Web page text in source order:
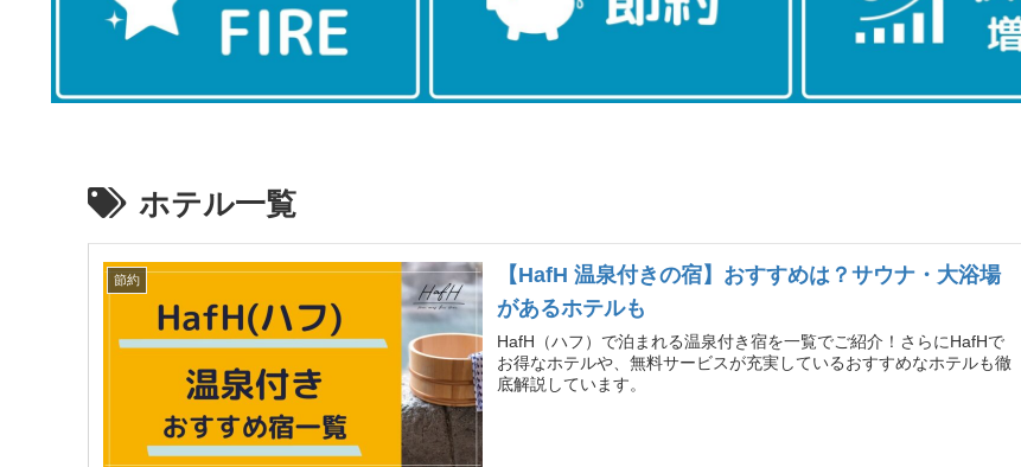
ホテル一覧
節約
【HafH 温泉付きの宿】おすすめは？サウナ・大浴場
があるホテルも
HafH（ハフ）で泊まれる温泉付き宿を一覧でご紹介！さらにHafHで
お得なホテルや、無料サービスが充実しているおすすめなホテルも徹
底解説しています。